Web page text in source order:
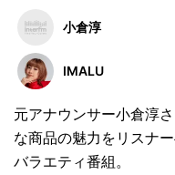
小倉淳
IMALU
元アナウンサー小倉淳
な商品の魅力をリスナ
バラエティ番組。